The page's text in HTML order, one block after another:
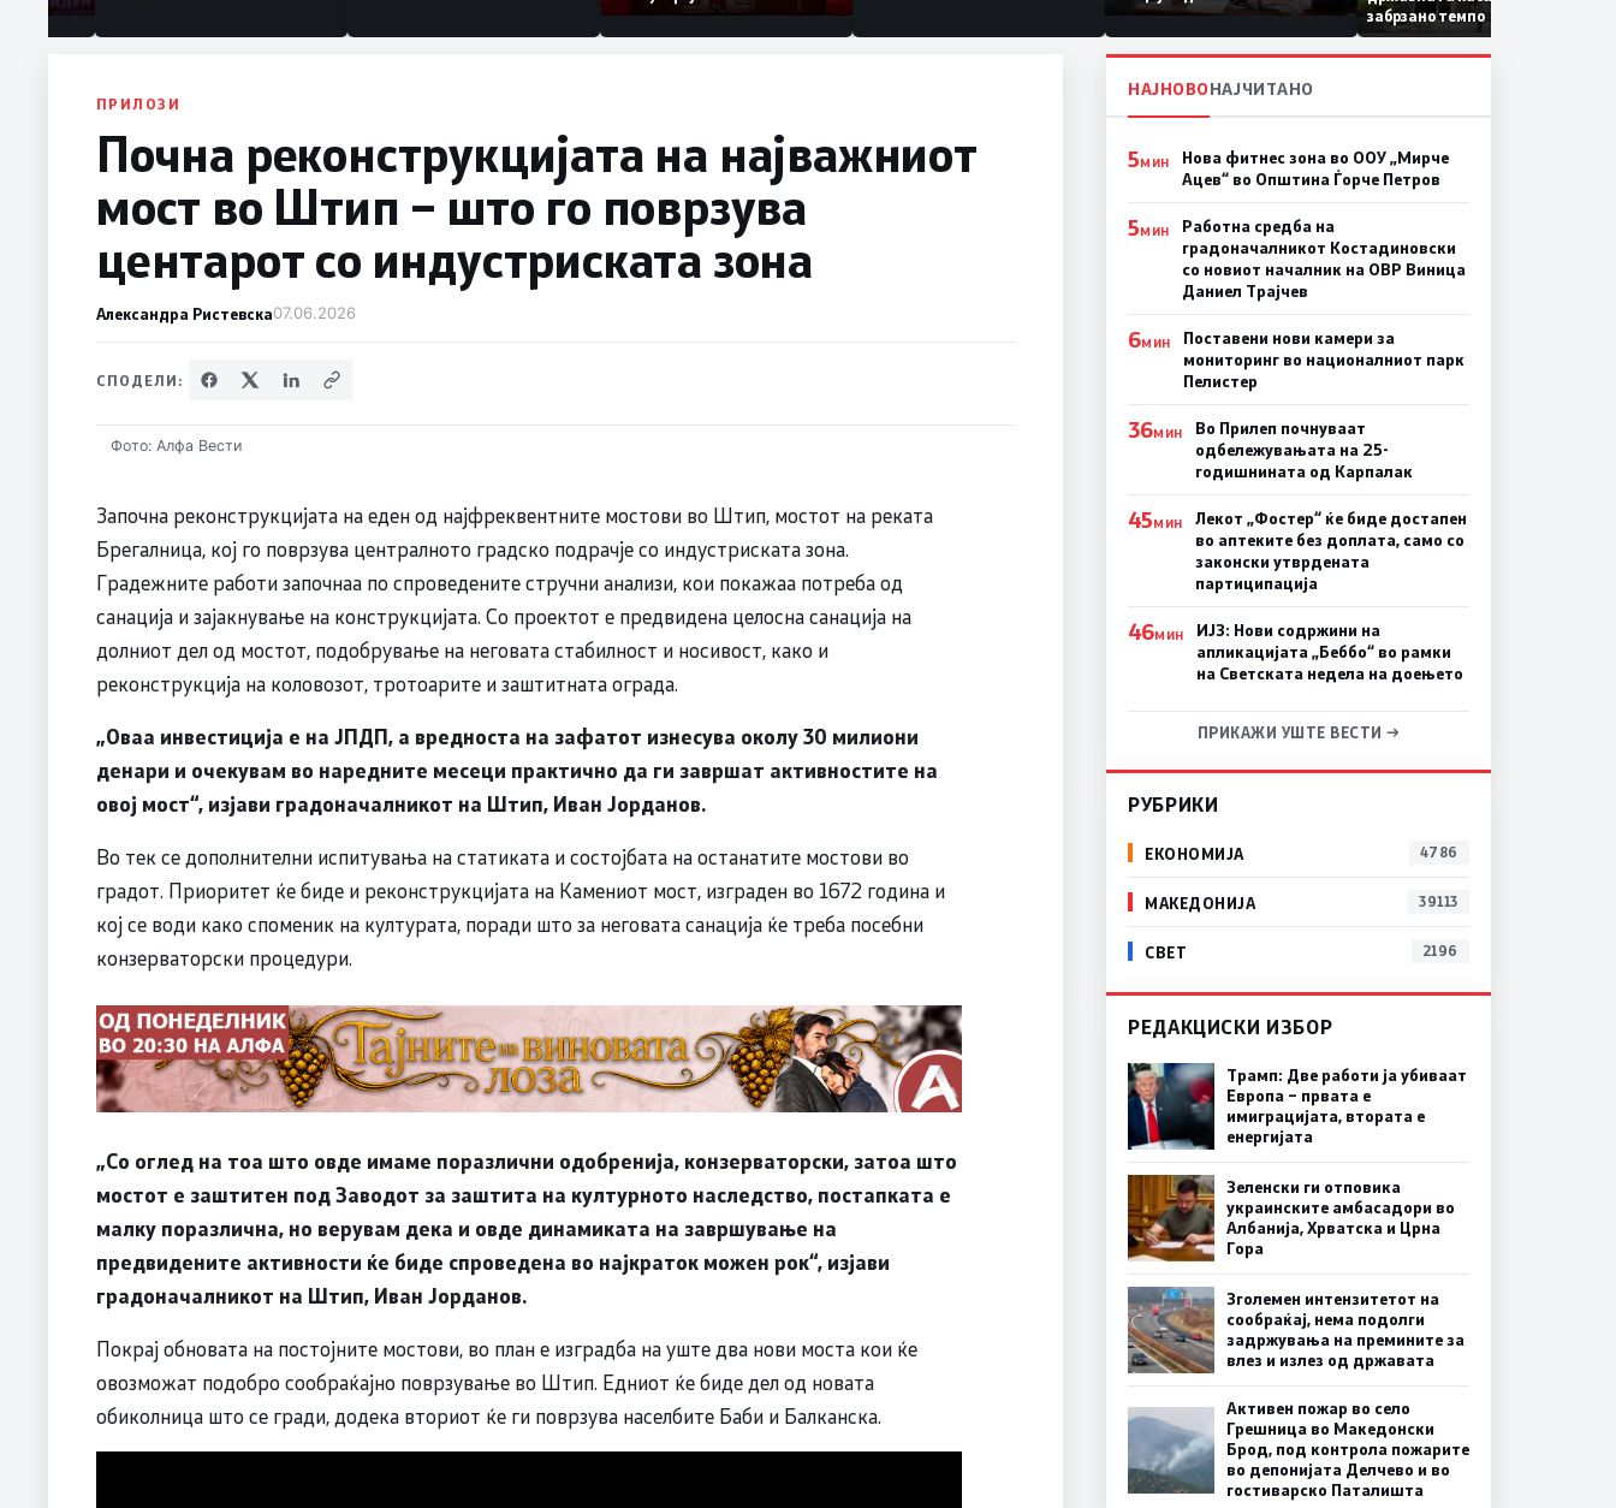
Коридор 8, Македонија
станува раскрсница на
Балканот
забрзано темпо
ПРИЛОЗИ
Почна реконструкцијата на најважниот
мост во Штип – што го поврзува
центарот со индустриската зона
Александра Ристевска07.06.2026
СПОДЕЛИ:
Фото: Алфа Вести
Започна реконструкцијата на еден од најфреквентните мостови во Штип, мостот на реката
Брегалница, кој го поврзува централното градско подрачје со индустриската зона.
Градежните работи започнаа по спроведените стручни анализи, кои покажаа потреба од
санација и зајакнување на конструкцијата. Со проектот е предвидена целосна санација на
долниот дел од мостот, подобрување на неговата стабилност и носивост, како и
реконструкција на коловозот, тротоарите и заштитната ограда.
„Оваа инвестиција е на ЈПДП, а вредноста на зафатот изнесува околу 30 милиони
денари и очекувам во наредните месеци практично да ги завршат активностите на
овој мост“, изјави градоначалникот на Штип, Иван Јорданов.
Во тек се дополнителни испитувања на статиката и состојбата на останатите мостови во
градот. Приоритет ќе биде и реконструкцијата на Камениот мост, изграден во 1672 година и
кој се води како споменик на културата, поради што за неговата санација ќе треба посебни
конзерваторски процедури.
„Со оглед на тоа што овде имаме поразлични одобренија, конзерваторски, затоа што
мостот е заштитен под Заводот за заштита на културното наследство, постапката е
малку поразлична, но верувам дека и овде динамиката на завршување на
предвидените активности ќе биде спроведена во најкраток можен рок“, изјави
градоначалникот на Штип, Иван Јорданов.
Покрај обновата на постојните мостови, во план е изградба на уште два нови моста кои ќе
овозможат подобро сообраќајно поврзување во Штип. Едниот ќе биде дел од новата
обиколница што се гради, додека вториот ќе ги поврзува населбите Баби и Балканска.
НАЈНОВОНАЈЧИТАНО
5МИН
Нова фитнес зона во ООУ „Мирче
Ацев“ во Општина Ѓорче Петров
5МИН
Работна средба на
градоначалникот Костадиновски
со новиот началник на ОВР Виница
Даниел Трајчев
6МИН
Поставени нови камери за
мониторинг во националниот парк
Пелистер
36МИН
Во Прилеп почнуваат
одбележувањата на 25-
годишнината од Карпалак
45МИН
Лекот „Фостер“ ќе биде достапен
во аптеките без доплата, само со
законски утврдената
партиципација
46МИН
ИЈЗ: Нови содржини на
апликацијата „Беббо“ во рамки
на Светската недела на доењето
ПРИКАЖИ УШТЕ ВЕСТИ →
РУБРИКИ
ЕКОНОМИЈА 4786
МАКЕДОНИЈА 39113
СВЕТ 2196
РЕДАКЦИСКИ ИЗБОР
Трамп: Две работи ја убиваат
Европа – првата е
имиграцијата, втората е
енергијата
Зеленски ги отповика
украинските амбасадори во
Албанија, Хрватска и Црна
Гора
Зголемен интензитетот на
сообраќај, нема подолги
задржувања на премините за
влез и излез од државата
Активен пожар во село
Грешница во Македонски
Брод, под контрола пожарите
во депонијата Делчево и во
гостиварско Паталишта